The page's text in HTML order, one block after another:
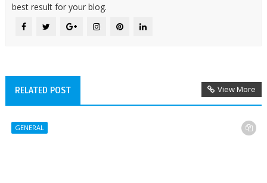
best result for your blog.
RELATED POST View More
GENERAL